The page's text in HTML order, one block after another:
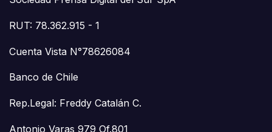
RUT: 78.362.915 - 1
Cuenta Vista N°78626084
Banco de Chile
Rep.Legal: Freddy Catalán C.
Antonio Varas 979 Of.801